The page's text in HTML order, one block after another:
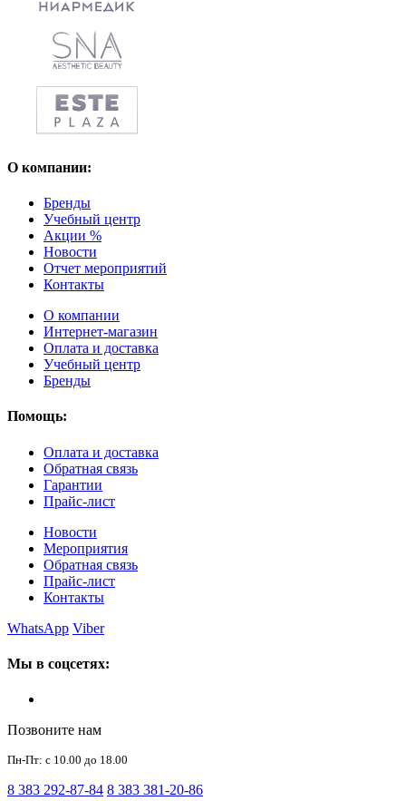
О компании:
Бренды
Учебный центр
Акции %
Новости
Отчет мероприятий
Контакты
О компании
Интернет-магазин
Оплата и доставка
Учебный центр
Бренды
Помощь:
Оплата и доставка
Обратная связь
Гарантии
Прайс-лист
Новости
Мероприятия
Обратная связь
Прайс-лист
Контакты
WhatsApp Viber
Мы в соцсетях:
Позвоните нам
Пн-Пт: с 10.00 до 18.00
8 383 292-87-84 8 383 381-20-86